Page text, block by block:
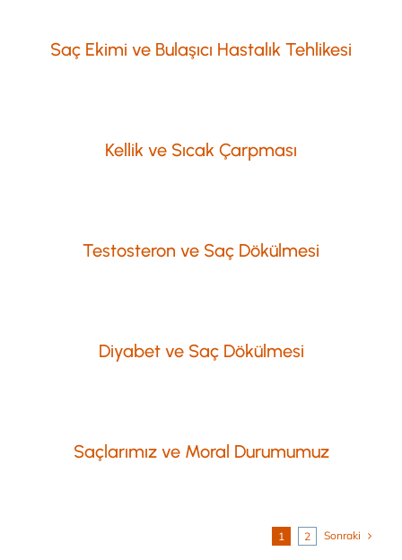
Saç Ekimi ve Bulaşıcı Hastalık Tehlikesi
Kellik ve Sıcak Çarpması
Testosteron ve Saç Dökülmesi
Diyabet ve Saç Dökülmesi
Saçlarımız ve Moral Durumumuz
1 2 Sonraki